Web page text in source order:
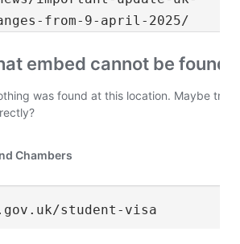
student-visa